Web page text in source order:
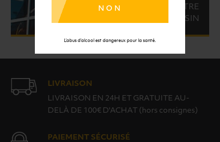
NON
L’abus d’alcool est dangereux pour la santé.
TROUVER VOTRE
MAGASIN
LIVRAISON
LIVRAISON EN 24H ET GRATUITE AU-
DELÀ DE 100€ D'ACHAT (hors consignes)
PAIEMENT SÉCURISÉ